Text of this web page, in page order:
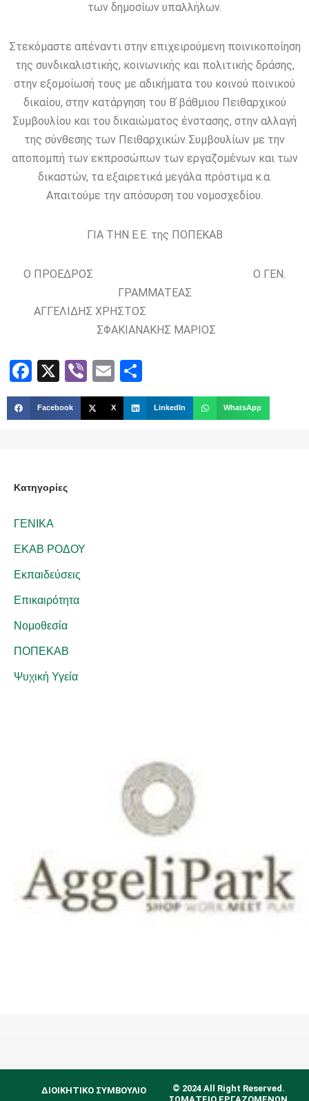
των δημοσίων υπαλλήλων.
Στεκόμαστε απέναντι στην επιχειρούμενη ποινικοποίηση
της συνδικαλιστικής, κοινωνικής και πολιτικής δράσης,
στην εξομοίωσή τους με αδικήματα του κοινού ποινικού
δικαίου, στην κατάργηση του Β ́βάθμιου Πειθαρχικού
Συμβουλίου και του δικαιώματος ένστασης, στην αλλαγή
της σύνθεσης των Πειθαρχικών Συμβουλίων με την
αποπομπή των εκπροσώπων των εργαζομένων και των
δικαστών, τα εξαιρετικά μεγάλα πρόστιμα κ.α.
Απαιτούμε την απόσυρση του νομοσχεδίου.
ΓΙΑ ΤΗΝ Ε.Ε. της ΠΟΠΕΚΑΒ
Ο ΠΡΟΕΔΡΟΣ Ο ΓΕΝ.
ΓΡΑΜΜΑΤΕΑΣ
ΑΓΓΕΛΙΔΗΣ ΧΡΗΣΤΟΣ
ΣΦΑΚΙΑΝΑΚΗΣ ΜΑΡΙΟΣ
Facebook
X ViberEmail
Facebook X LinkedIn WhatsApp
Kατηγορίες
ΓΕΝΙΚΑ
ΕΚΑΒ ΡΟΔΟΥ
Εκπαιδεύσεις
Επικαιρότητα
Νομοθεσία
ΠΟΠΕΚΑΒ
Ψυχική Υγεία
© 2024 All Right Reserved.
ΔΙΟΙΚΗΤΙΚΟ ΣΥΜΒΟΥΛΙΟ